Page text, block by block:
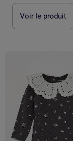
Voir le produit